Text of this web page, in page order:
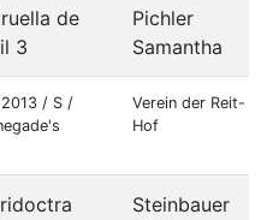
de
3
Pichler
Samantha
/ S /
Verein der Reit-
Hof
Steinbauer